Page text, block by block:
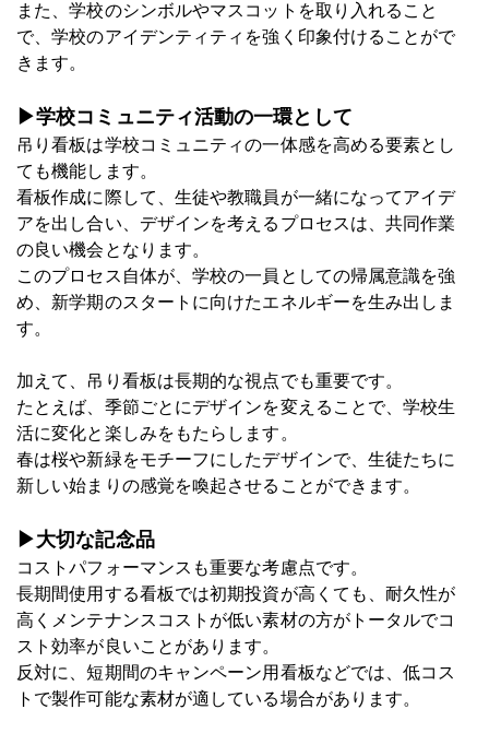
また、学校のシンボルやマスコットを取り入れること
で、学校のアイデンティティを強く印象付けることがで
きます。
▶学校コミュニティ活動の一環として
吊り看板は学校コミュニティの一体感を高める要素とし
ても機能します。
看板作成に際して、生徒や教職員が一緒になってアイデ
アを出し合い、デザインを考えるプロセスは、共同作業
の良い機会となります。
このプロセス自体が、学校の一員としての帰属意識を強
め、新学期のスタートに向けたエネルギーを生み出しま
す。
加えて、吊り看板は長期的な視点でも重要です。
たとえば、季節ごとにデザインを変えることで、学校生
活に変化と楽しみをもたらします。
春は桜や新緑をモチーフにしたデザインで、生徒たちに
新しい始まりの感覚を喚起させることができます。
▶大切な記念品
コストパフォーマンスも重要な考慮点です。
長期間使用する看板では初期投資が高くても、耐久性が
高くメンテナンスコストが低い素材の方がトータルでコ
スト効率が良いことがあります。
反対に、短期間のキャンペーン用看板などでは、低コス
トで製作可能な素材が適している場合があります。